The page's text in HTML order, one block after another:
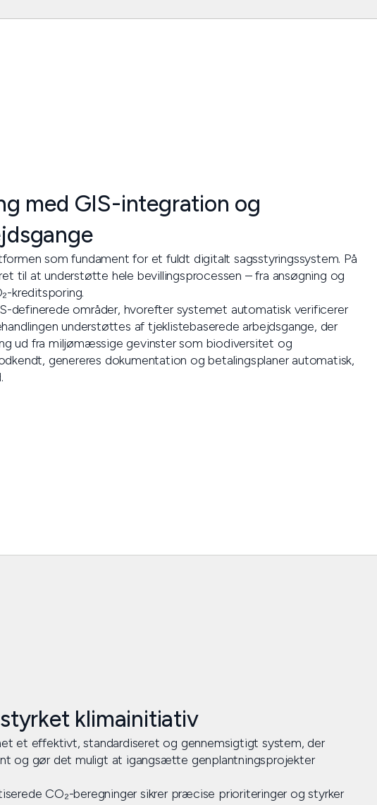
med GIS-integration og
som fundament for et fuldt digitalt sagsstyringssystem. På
til at understøtte hele bevillingsprocessen – fra ansøgning og
kreditsporing.
definerede områder, hvorefter systemet automatisk verificerer
understøttes af tjeklistebaserede arbejdsgange, der
ud fra miljømæssige gevinster som biodiversitet og
genereres dokumentation og betalingsplaner automatisk,
klimainitiativ
et effektivt, standardiseret og gennemsigtigt system, der
og gør det muligt at igangsætte genplantningsprojekter
CO₂-beregninger sikrer præcise prioriteringer og styrker